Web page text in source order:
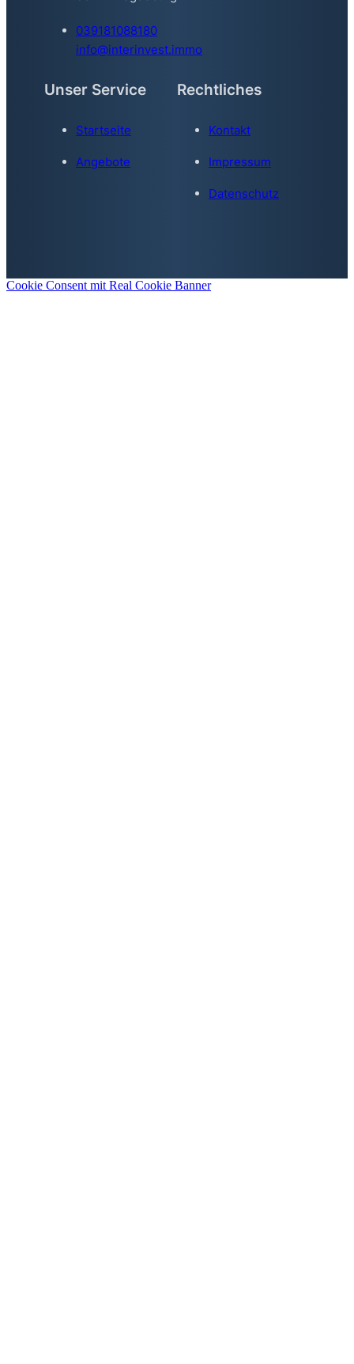
039181088180
info@interinvest.immo
Unser Service
Startseite
Angebote
Rechtliches
Kontakt
Impressum
Datenschutz
Cookie Consent mit Real Cookie Banner